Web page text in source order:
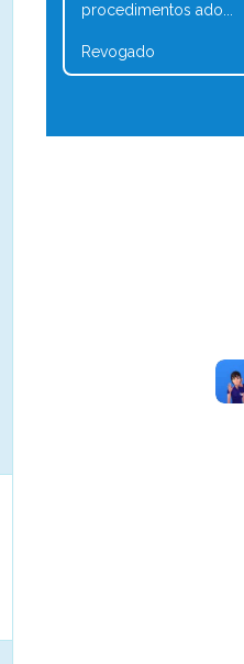
procedimentos ado...
Revogado